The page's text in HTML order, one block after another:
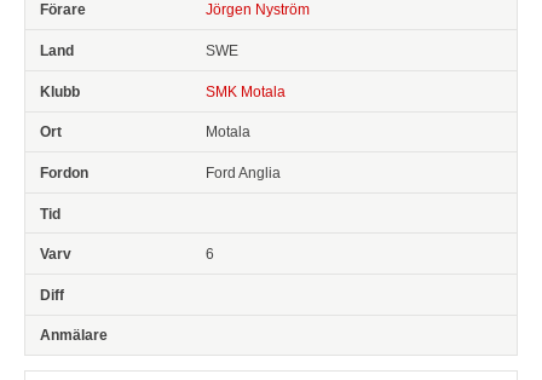
Jörgen Nyström
SWE
SMK Motala
Motala
Ford Anglia
6